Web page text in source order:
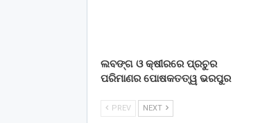
ଲବଙ୍ଗ ଓ କ୍ଷୀରରେ ପ୍ରଚୁର
ପରିମାଣର ପୋଷକତତ୍ୱ ଭରପୁର
PREV NEXT